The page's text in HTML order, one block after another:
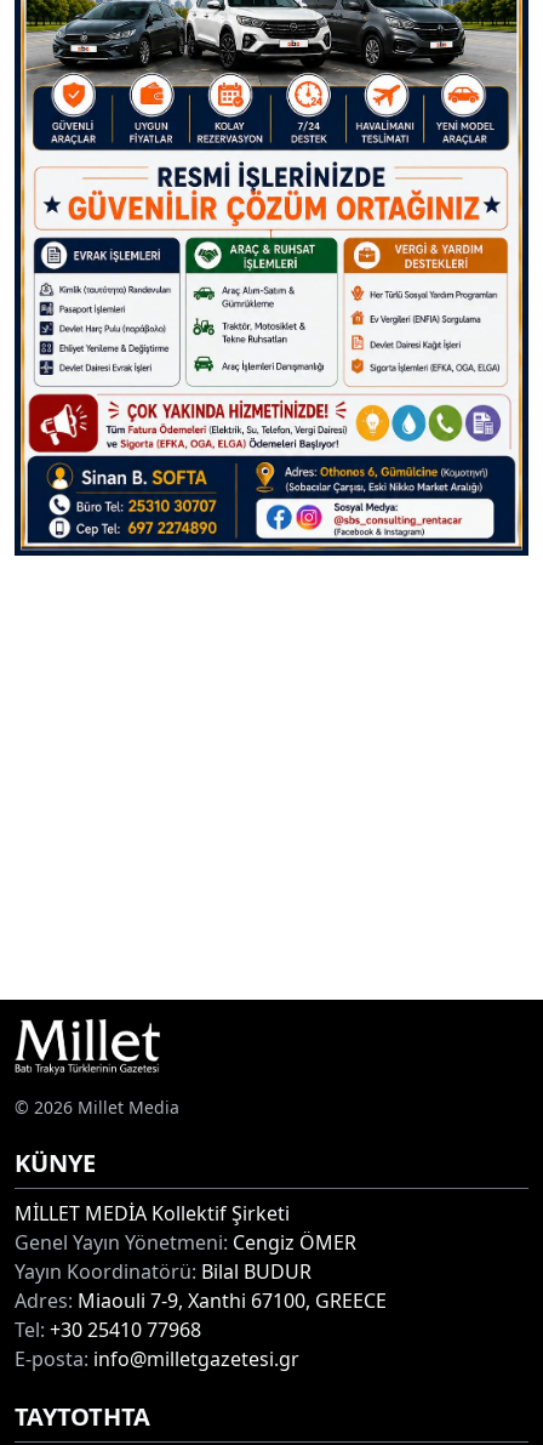
© 2026 Millet Media
KÜNYE
MİLLET MEDİA Kollektif Şirketi
Genel Yayın Yönetmeni: Cengiz ÖMER
Yayın Koordinatörü: Bilal BUDUR
Adres: Miaouli 7-9, Xanthi 67100, GREECE
Tel: +30 25410 77968
E-posta: info@milletgazetesi.gr
ΤΑΥΤΟΤΗΤΑ